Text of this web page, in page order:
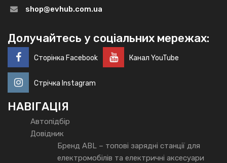
shop@evhub.com.ua
Долучайтесь у соціальних мережах:
Сторінка Facebook Канал YouTube
Стрічка Instagram
НАВІГАЦІЯ
Автопідбір
Довідник
Бренд ABL – топові зарядні станції для
електромобілів та електричні аксесуари